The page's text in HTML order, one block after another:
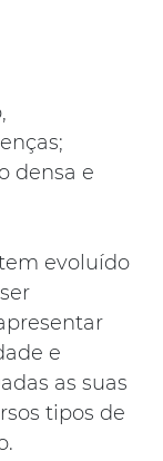
densa e
evoluído
e
as suas
tipos de